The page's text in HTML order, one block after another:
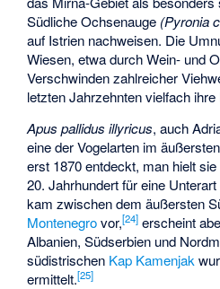
Südliche Ochsenauge (Pyronia
auf Istrien nachweisen. Die
Wiesen, etwa durch Wein- und
Verschwinden zahlreicher
letzten Jahrzehnten vielfach ihre
Apus pallidus illyricus, auch
eine der Vogelarten im
erst 1870 entdeckt, man hielt
20. Jahrhundert für eine Unterart
kam zwischen dem äußersten
Montenegrovor,[24] erscheint
Albanien, Südserbien und
südistrischen Kap Kamenjak
ermittelt.[25]